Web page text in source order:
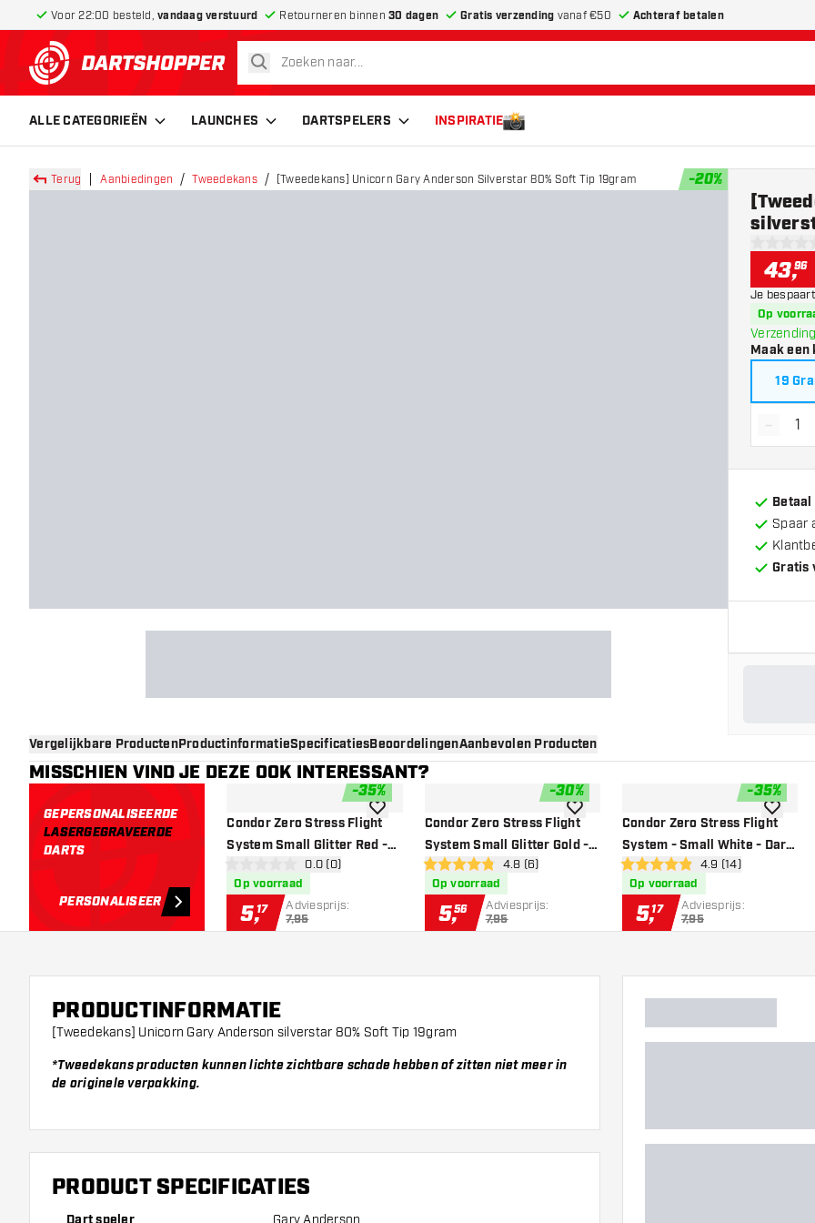
Voor 22:00 besteld, vandaag verstuurd Retourneren binnen 30 dagen Gratis verzending vanaf €50 Achteraf betalen
terug naar home pagina
zoeken
ALLE CATEGORIEËN LAUNCHES DARTSPELERS INSPIRATIE
Terug Aanbiedingen Tweedekans [Tweedekans] Unicorn Gary Anderson Silverstar 80% Soft Tip 19gram -20%
0 score
43,96
Je bespaart
Op
Maak een
19
-
Spaar
Gratis
Vergelijkbare ProductenProductinformatieSpecificatiesBeoordelingenAanbevolen Producten
MISSCHIEN VIND JE DEZE OOK INTERESSANT?
GEPERSONALISEERDE
LASERGEGRAVEERDE
DARTS
PERSONALISEER
-35%
Condor Zero Stress Flight
System Small Glitter Red -
open reviews drawer
0 score sterren0.0 (0)
Op voorraad
5,17 Adviesprijs:
7,95
toevoegen aan verlanglijst
-30%
Condor Zero Stress Flight
System Small Glitter Gold -
Dart Flightsopen reviews drawer
4.8 score sterren4.8 (6)
Op voorraad
5,56 Adviesprijs:
7,95
toevoegen aan verlanglijst
-35%
Condor Zero Stress Flight
System - Small White - Dart
Flights
open reviews
4.9 score sterren4.9 (14)
Op voorraad
5,17 Adviesprijs:
7,95
PRODUCTINFORMATIE
[Tweedekans] Unicorn Gary Anderson silverstar 80% Soft Tip 19gram
*Tweedekans producten kunnen lichte zichtbare schade hebben of zitten niet meer in
de originele verpakking.
PRODUCT SPECIFICATIES
Gary Anderson